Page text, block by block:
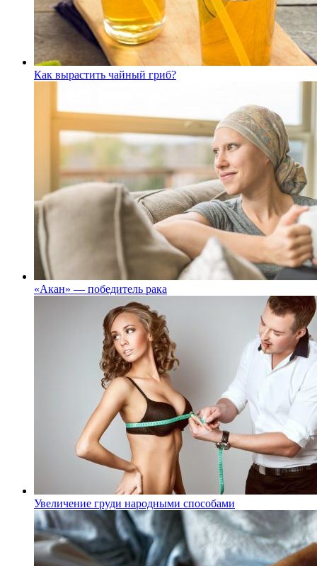
Как вырастить чайный гриб?
«Акан» — победитель рака
Увеличение груди народными способами